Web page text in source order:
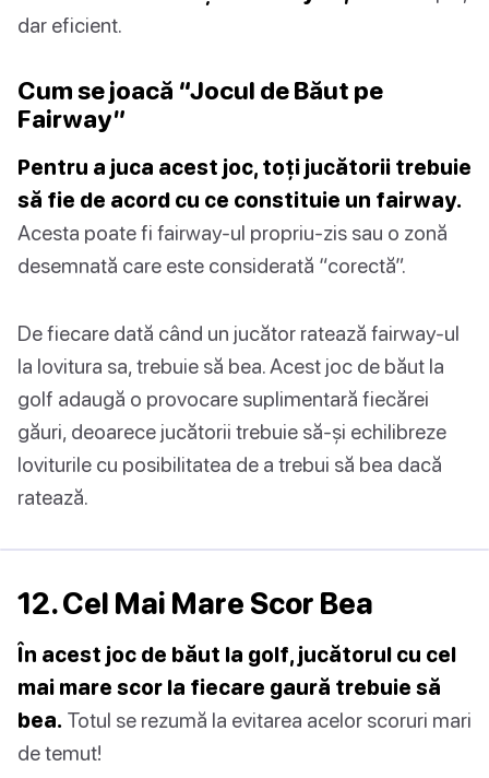
dar eficient.
Cum se joacă “Jocul de Băut pe
Fairway”
Pentru a juca acest joc, toți jucătorii trebuie
să fie de acord cu ce constituie un fairway.
Acesta poate fi fairway-ul propriu-zis sau o zonă
desemnată care este considerată “corectă”.
De fiecare dată când un jucător ratează fairway-ul
la lovitura sa, trebuie să bea. Acest joc de băut la
golf adaugă o provocare suplimentară fiecărei
găuri, deoarece jucătorii trebuie să-și echilibreze
loviturile cu posibilitatea de a trebui să bea dacă
ratează.
12. Cel Mai Mare Scor Bea
În acest joc de băut la golf, jucătorul cu cel
mai mare scor la fiecare gaură trebuie să
bea. Totul se rezumă la evitarea acelor scoruri mari
de temut!